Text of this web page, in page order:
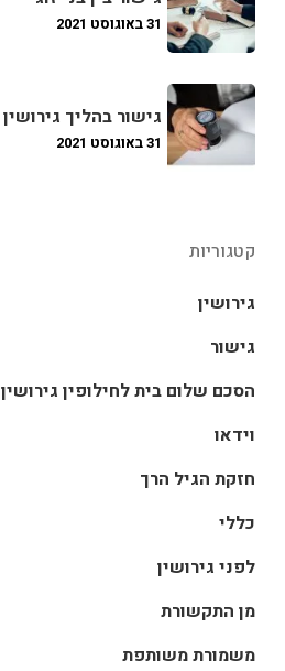
31 באוגוסט 2021
גישור בהליך גירושין
31 באוגוסט 2021
קטגוריות
גירושין
גישור
הסכם שלום בית לחילופין גירושין
וידאו
חזקת הגיל הרך
כללי
לפני גירושין
מן התקשורת
משמורת משותפת